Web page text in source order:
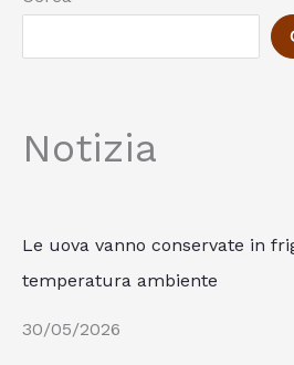
Notizia
Le uova vanno conservate in
temperatura ambiente
30/05/2026